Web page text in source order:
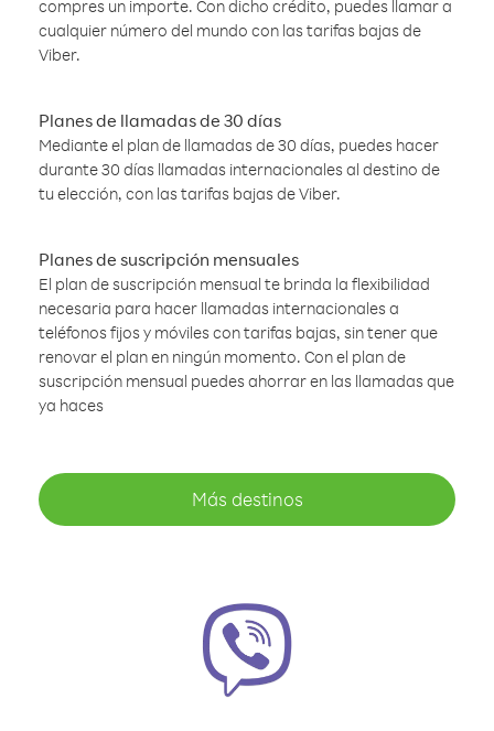
compres un importe. Con dicho crédito, puedes llamar a
cualquier número del mundo con las tarifas bajas de
Viber.
Planes de llamadas de 30 días
Mediante el plan de llamadas de 30 días, puedes hacer
durante 30 días llamadas internacionales al destino de
tu elección, con las tarifas bajas de Viber.
Planes de suscripción mensuales
El plan de suscripción mensual te brinda la flexibilidad
necesaria para hacer llamadas internacionales a
teléfonos fijos y móviles con tarifas bajas, sin tener que
renovar el plan en ningún momento. Con el plan de
suscripción mensual puedes ahorrar en las llamadas que
ya haces
Más destinos